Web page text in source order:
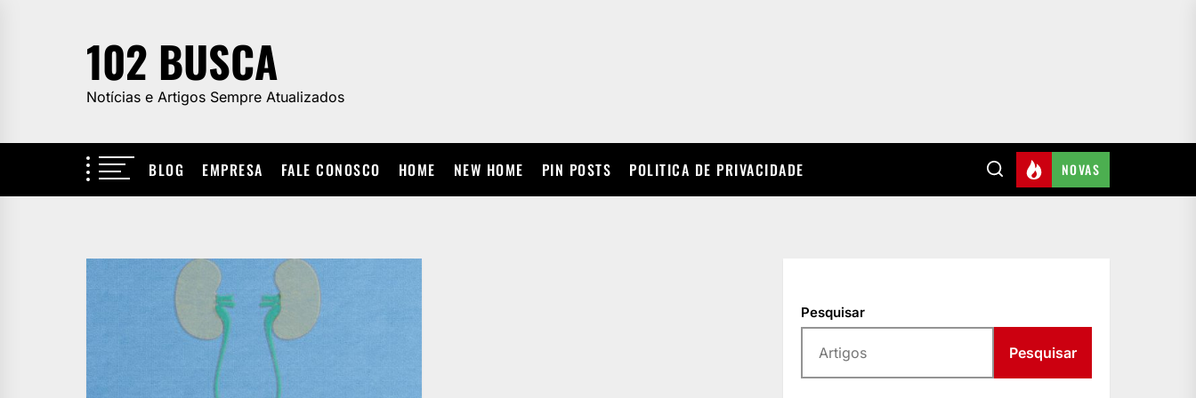
102 BUSCA
Notícias e Artigos Sempre Atualizados
BLOG EMPRESA FALE CONOSCO HOME NEW HOME PIN POSTS POLITICA DE PRIVACIDADE NOVAS
Pesquisar
Pesquisar